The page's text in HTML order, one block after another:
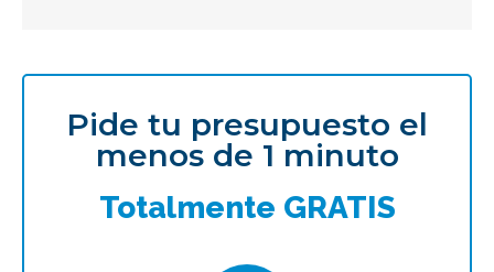
Pide tu presupuesto el
menos de 1 minuto
Totalmente GRATIS